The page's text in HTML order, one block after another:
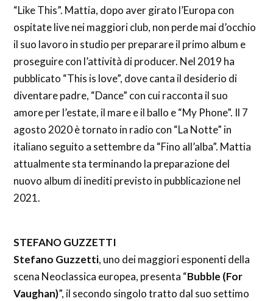
“Like This”. Mattia, dopo aver girato l’Europa con
ospitate live nei maggiori club, non perde mai d’occhio
il suo lavoro in studio per preparare il primo album e
proseguire con l’attività di producer. Nel 2019 ha
pubblicato “This is love”, dove canta il desiderio di
diventare padre, “Dance” con cui racconta il suo
amore per l’estate, il mare e il ballo e “My Phone”. Il 7
agosto 2020 è tornato in radio con “La Notte” in
italiano seguito a settembre da “Fino all’alba”. Mattia
attualmente sta terminando la preparazione del
nuovo album di inediti previsto in pubblicazione nel
2021.
STEFANO GUZZETTI
Stefano Guzzetti, uno dei maggiori esponenti della
scena Neoclassica europea, presenta “Bubble (For
Vaughan)”, il secondo singolo tratto dal suo settimo